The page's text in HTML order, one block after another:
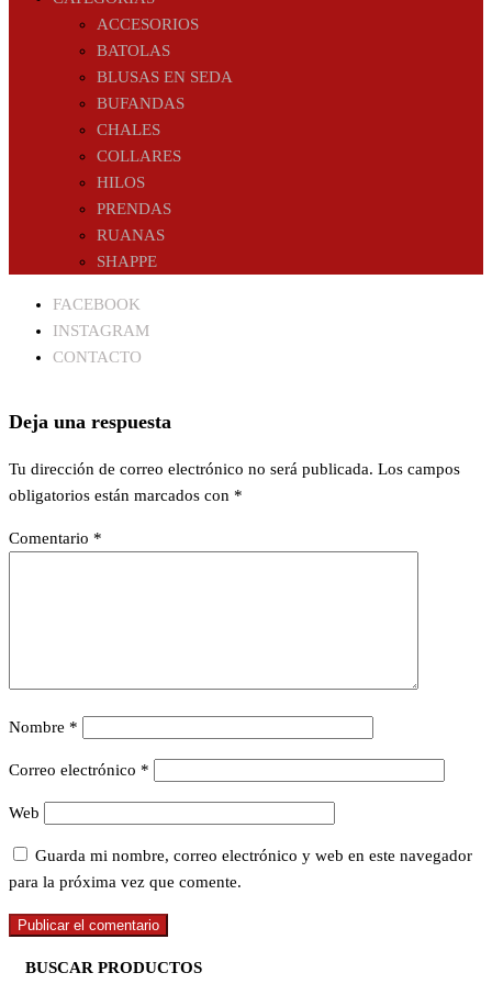
ACCESORIOS
BATOLAS
BLUSAS EN SEDA
BUFANDAS
CHALES
COLLARES
HILOS
PRENDAS
RUANAS
SHAPPE
FACEBOOK
INSTAGRAM
CONTACTO
Deja una respuesta
Tu dirección de correo electrónico no será publicada. Los campos
obligatorios están marcados con *
Comentario *
Nombre *
Correo electrónico *
Web
Guarda mi nombre, correo electrónico y web en este navegador
para la próxima vez que comente.
BUSCAR PRODUCTOS